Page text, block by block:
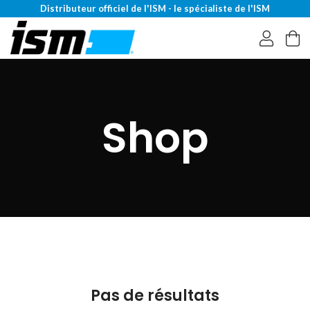
Distributeur officiel de l'ISM - le spécialiste de l'ISM
Shop
Pas de résultats